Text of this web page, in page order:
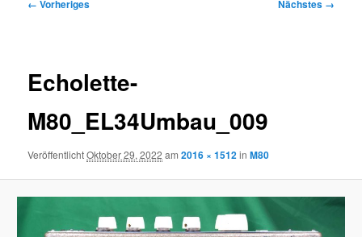
← Vorheriges Nächstes →
Echolette-
M80_EL34Umbau_009
VeröffentlichtOktober 29, 2022 am2016 × 1512inM80